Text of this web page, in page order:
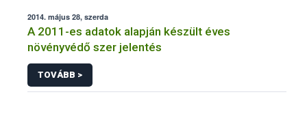
2014. május 28, szerda
A 2011-es adatok alapján készült éves
növényvédő szer jelentés
TOVÁBB >